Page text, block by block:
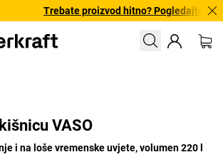
Trebate proizvod hitno? Pogledajte
VASO
i na loše vremenske uvjete, volumen 220 l